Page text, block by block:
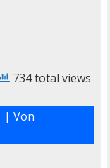
734 total views
| Von